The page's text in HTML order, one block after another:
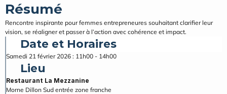
Résumé
Rencontre inspirante pour femmes entrepreneures souhaitant clarifier leur
vision, se réaligner et passer à l’action avec cohérence et impact.
Date et Horaires
Samedi 21 février 2026 : 11h00 - 14h00
Lieu
Restaurant La Mezzanine
Morne Dillon Sud entrée zone franche